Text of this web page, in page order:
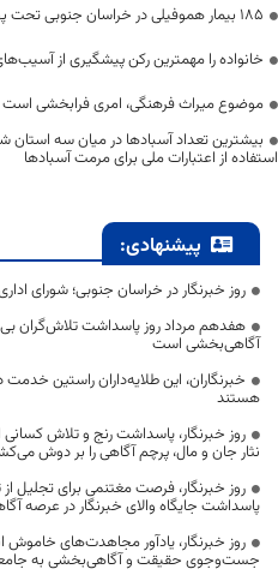
۱۸۵ بیمار هموفیلی در خراسان جنوبی تحت پوشش خدمات بیمه سلامت قرار دارند
خانواده را مهمترین رکن پیشگیری از
موضوع میراث فرهنگی، امری فرابخشی است
بیشترین تعداد آسبادها در میان سه
استفاده از اعتبارات ملی برای مرمت آسبادها
پیشنهادی:
روز خبرنگار در خراسان جنوبی؛ شورای
هفدهم مرداد روز پاسداشت تلاش‌گران
آگاهی‌بخشی است
خبرنگاران، این طلایه‌داران راستین
هستند
روز خبرنگار، پاسداشت رنج و تلاش
نثار جان و مال، پرچم آگاهی را بر دوش
روز خبرنگار، فرصت مغتنمی برای تجلیل
پاسداشت جایگاه والای خبرنگار در عرصه
روز خبرنگار، یادآور مجاهدت‌های
جست‌وجوی حقیقت و آگاهی‌بخشی به جامعه